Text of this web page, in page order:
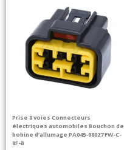
Prise 8 voies Connecteurs
électriques automobiles Bouchon de
bobine d’allumage PA045-08027 FW-C-
8F-B